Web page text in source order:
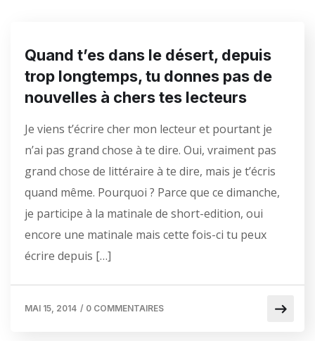
Quand t’es dans le désert, depuis
trop longtemps, tu donnes pas de
nouvelles à chers tes lecteurs
Je viens t’écrire cher mon lecteur et pourtant je
n’ai pas grand chose à te dire. Oui, vraiment pas
grand chose de littéraire à te dire, mais je t’écris
quand même. Pourquoi ? Parce que ce dimanche,
je participe à la matinale de short-edition, oui
encore une matinale mais cette fois-ci tu peux
écrire depuis […]
MAI 15, 2014 / 0 COMMENTAIRES